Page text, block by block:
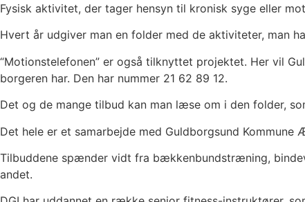
Fysisk aktivitet, der tager hensyn til kronisk syge eller
Hvert år udgiver man en folder med de aktiviteter, man
“Motionstelefonen” er også tilknyttet projektet. Her vil
borgeren har. Den har nummer 21 62 89 12.
Det og de mange tilbud kan man læse om i den folder,
Det hele er et samarbejde med Guldborgsund Kommune
Tilbuddene spænder vidt fra bækkenbundstræning,
andet.